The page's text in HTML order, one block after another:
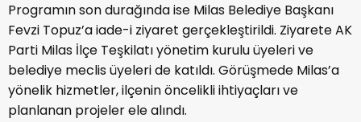
Programın son durağında ise Milas Belediye Başkanı
Fevzi Topuz’a iade-i ziyaret gerçekleştirildi. Ziyarete AK
Parti Milas İlçe Teşkilatı yönetim kurulu üyeleri ve
belediye meclis üyeleri de katıldı. Görüşmede Milas’a
yönelik hizmetler, ilçenin öncelikli ihtiyaçları ve
planlanan projeler ele alındı.